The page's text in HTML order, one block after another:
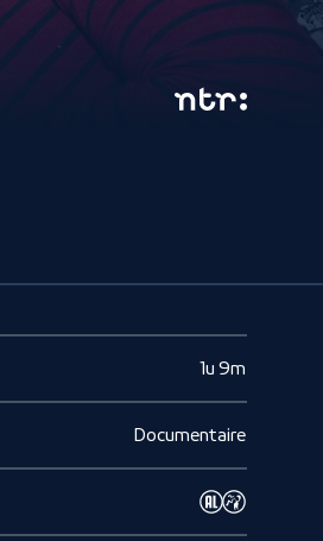
1u 9m
Documentaire